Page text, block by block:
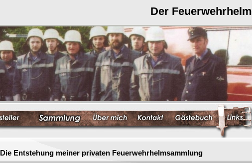
Der Feuerwehrhelm
Die Entstehung meiner privaten Feuerwehrhelmsammlung